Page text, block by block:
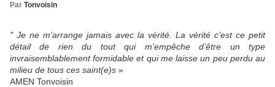
Par Tonvoisin
" Je ne m’arrange jamais avec la vérité. La vérité c’est ce petit
détail de rien du tout qui m’empêche d’être un type
invraisemblablement formidable et qui me laisse un peu perdu au
milieu de tous ces saint(e)s »
AMEN Tonvoisin